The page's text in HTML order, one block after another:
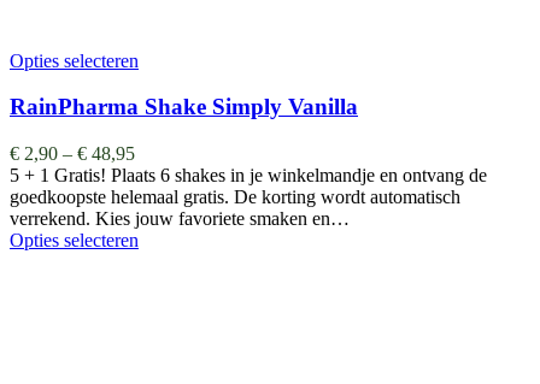
Opties selecteren
RainPharma Shake Simply Vanilla
€ 2,90 – € 48,95
5 + 1 Gratis! Plaats 6 shakes in je winkelmandje en ontvang de
goedkoopste helemaal gratis. De korting wordt automatisch
verrekend. Kies jouw favoriete smaken en…
Opties selecteren